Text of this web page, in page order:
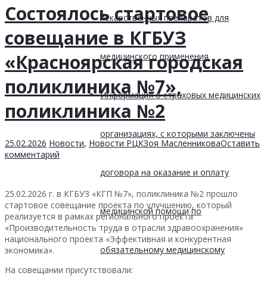
лекарственных препаратов для
медицинского применения
Информация о страховых медицинских
организациях, с которыми заключены
договора на оказание и оплату
медицинской помощи по
обязательному медицинскому
Состоялось стартовое
совещание в КГБУЗ
«Красноярская городская
поликлиника №7»,
поликлиника №2
25.02.2026 Новости, Новости РЦКЗоя МасленниковаОставить
комментарий
25.02.2026 г. в КГБУЗ «КГП №7», поликлиника №2 прошло
стартовое совещание проекта по улучшению, который
реализуется в рамках регионального проекта
«Производительность труда в отрасли здравоохранения»
национального проекта «Эффективная и конкурентная
экономика».
На совещании присутствовали: